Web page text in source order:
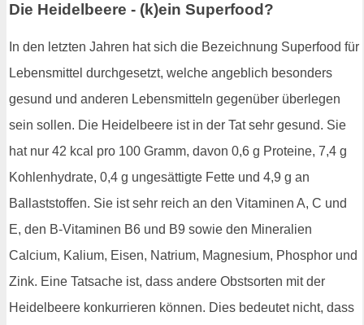
Die Heidelbeere - (k)ein Superfood?
In den letzten Jahren hat sich die Bezeichnung Superfood für
Lebensmittel durchgesetzt, welche angeblich besonders
gesund und anderen Lebensmitteln gegenüber überlegen
sein sollen. Die Heidelbeere ist in der Tat sehr gesund. Sie
hat nur 42 kcal pro 100 Gramm, davon 0,6 g Proteine, 7,4 g
Kohlenhydrate, 0,4 g ungesättigte Fette und 4,9 g an
Ballaststoffen. Sie ist sehr reich an den Vitaminen A, C und
E, den B-Vitaminen B6 und B9 sowie den Mineralien
Calcium, Kalium, Eisen, Natrium, Magnesium, Phosphor und
Zink. Eine Tatsache ist, dass andere Obstsorten mit der
Heidelbeere konkurrieren können. Dies bedeutet nicht, dass